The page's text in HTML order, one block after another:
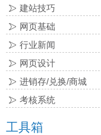
建站技巧
网页基础
行业新闻
网页设计
进销存/兑换/商城
考核系统
工具箱